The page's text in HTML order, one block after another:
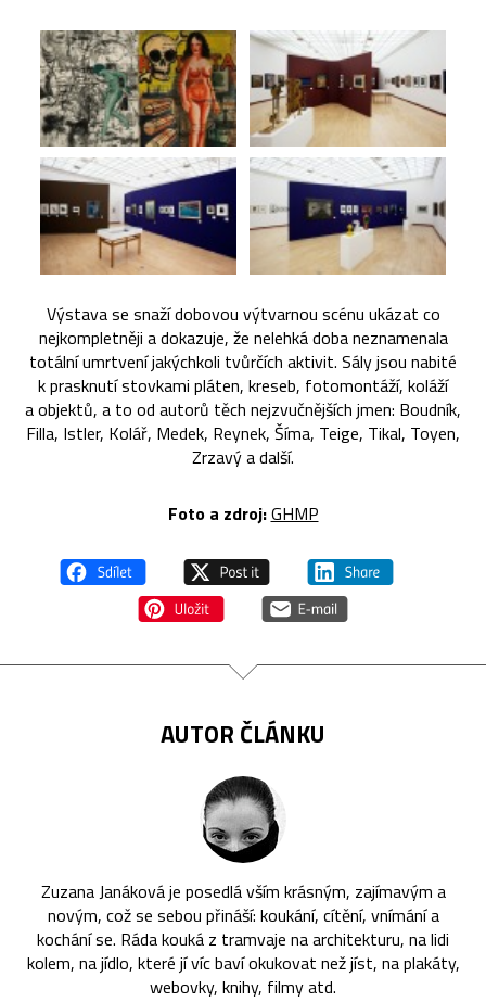
Výstava se snaží dobovou výtvarnou scénu ukázat co
nejkompletněji a dokazuje, že nelehká doba neznamenala
totální umrtvení jakýchkoli tvůrčích aktivit. Sály jsou nabité
k prasknutí stovkami pláten, kreseb, fotomontáží, koláží
a objektů, a to od autorů těch nejzvučnějších jmen: Boudník,
Filla, Istler, Kolář, Medek, Reynek, Šíma, Teige, Tikal, Toyen,
Zrzavý a další.
Foto a zdroj:GHMP
AUTOR ČLÁNKU
Zuzana Janáková je posedlá vším krásným, zajímavým a
novým, což se sebou přináší: koukání, cítění, vnímání a
kochání se. Ráda kouká z tramvaje na architekturu, na lidi
kolem, na jídlo, které jí víc baví okukovat než jíst, na plakáty,
webovky, knihy, filmy atd.